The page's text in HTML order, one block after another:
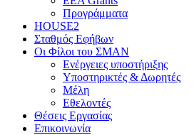
Προγράμματα
HOUSE2
Σταθμός Εφήβων
Οι Φίλοι του ΣΜΑΝ
Ενέργειες υποστήριξης
Υποστηρικτές & Δωρητές
Μέλη
Εθελοντές
Θέσεις Εργασίας
Επικοινωνία